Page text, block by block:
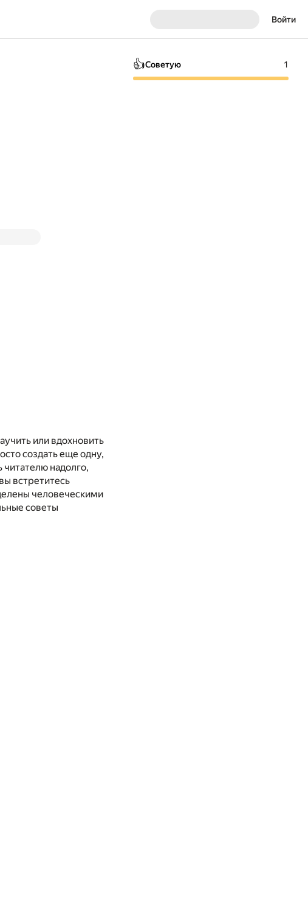
Войти
или вдохновить
создать еще одну,
надолго,
встретитесь
человеческими
советы
👍Советую 1